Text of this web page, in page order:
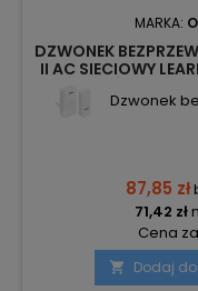
MARKA:
DZWONEK
II AC SIECIOWY
DŹWIĘKÓW 400M
Dzwonek
87,85 zł
71,42 zł
Cena
 Dodaj